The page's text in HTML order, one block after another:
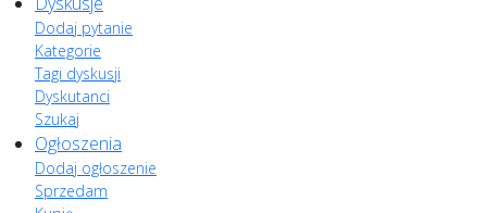
Dodaj pytanie
Kategorie
Tagi dyskusji
Dyskutanci
Szukaj
Ogłoszenia
Dodaj ogłoszenie
Sprzedam